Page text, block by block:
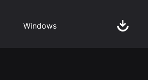
Windows